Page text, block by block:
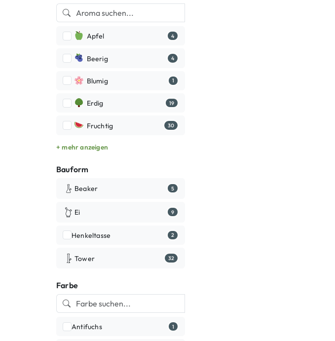
Apfel 4
Beerig 4
Blumig 1
Erdig 19
Fruchtig 30
+ mehr anzeigen
Bauform
Beaker 5
Ei 9
Henkeltasse 2
Tower 32
Farbe
Antifuchs 1